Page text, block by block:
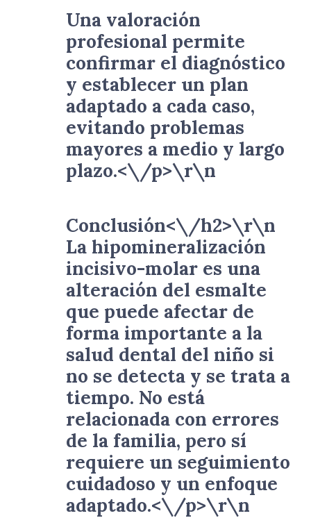
Una valoración
profesional permite
confirmar el diagnóstico
y establecer un plan
adaptado a cada caso,
evitando problemas
mayores a medio y largo
plazo.<\/p>\r\n
Conclusión<\/h2>\r\n
La hipomineralización
incisivo-molar es una
alteración del esmalte
que puede afectar de
forma importante a la
salud dental del niño si
no se detecta y se trata a
tiempo. No está
relacionada con errores
de la familia, pero sí
requiere un seguimiento
cuidadoso y un enfoque
adaptado.<\/p>\r\n